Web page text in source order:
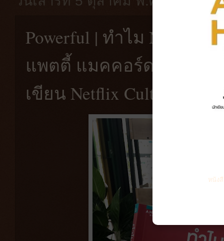
Powerful | ทำไม Netflix
แพตตี้ แมคคอร์ด อดีตผู้บ
เขียน Netflix Culture
หนัง